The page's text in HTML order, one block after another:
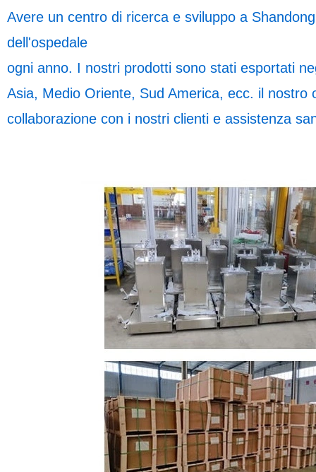
Avere un centro di ricerca e sviluppo a
dell'ospedale
ogni anno. I nostri prodotti sono stati esportati
Asia, Medio Oriente, Sud America, ecc. il nostro
collaborazione con i nostri clienti e assistenza